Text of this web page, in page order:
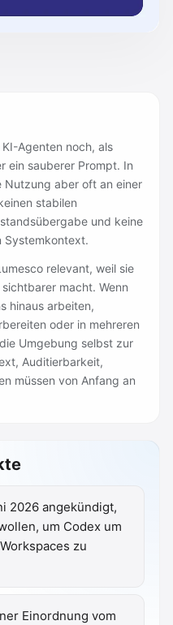
Agenten noch, als
ein sauberer Prompt. In
aber oft an einer
stabilen
und keine
Systemkontext.
relevant, weil sie
macht. Wenn
hinaus arbeiten,
oder in mehreren
Umgebung selbst zur
Auditierbarkeit,
müssen von Anfang an
2026 angekündigt,
um Codex um
zu
Einordnung vom